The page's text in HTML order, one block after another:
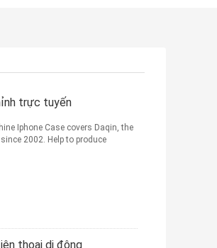
trực tuyến
Iphone Case covers Daqin, the
2002. Help to produce
thoại di động